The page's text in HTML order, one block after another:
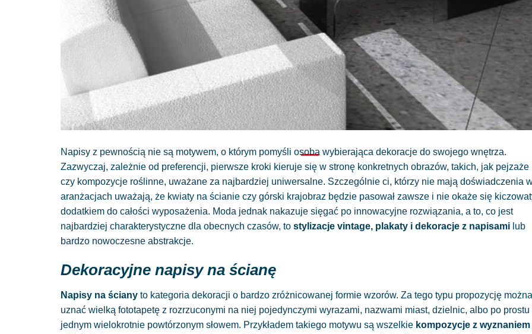
Napisy z pewnością nie są motywem, o którym pomyśli osoba wybierająca dekoracje do swojego wnętrza.
Zazwyczaj, zależnie od preferencji, pierwsze kroki kieruje się w stronę konkretnych obrazów, takich, jak pejzaże
czy kompozycje roślinne, uważane za najbardziej uniwersalne. Szczególnie ci, którzy nie mają doświadczenia
aranżacjach uważają, że kwiaty na ścianie czy górski krajobraz będzie pasował zawsze i nie okaże się
dodatkiem do całości wyposażenia. Moda jednak nakazuje sięgać po innowacyjne rozwiązania, a to, co jest
najbardziej charakterystyczne dla obecnych czasów, to stylizacje vintage, plakaty i dekoracje z napisami lub
bardzo nowoczesne abstrakcje.
Dekoracyjne napisy na ścianę
Napisy na ściany to kategoria dekoracji o bardzo zróżnicowanej formie wzorów. Za tego typu propozycję można
uznać wielką fototapetę z rozrzuconymi na niej pojedynczymi wyrazami, nazwami miast, dzielnic, albo po prostu
jednym wielokrotnie powtórzonym słowem. Przykładem takiego motywu są wszelkie kompozycje z wyznaniem